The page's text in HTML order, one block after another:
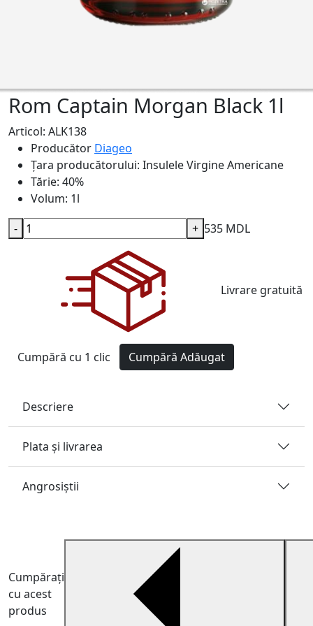
Rom Captain Morgan Black 1l
Articol: ALK138
Producător Diageo
Țara producătorului: Insulele Virgine Americane
Tărie: 40%
Volum: 1l
535 MDL
- +
Livrare gratuită
Cumpără cu 1 clic Cumpără Adăugat
Descriere
Plata și livrarea
Angrosiştii
Cumpărați
cu acest
produs